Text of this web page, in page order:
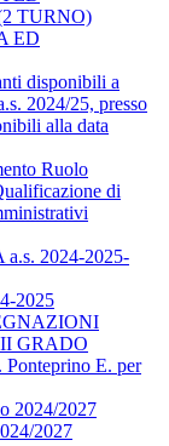
TURNO)
ED
disponibili a
2024/25, presso
alla data
Ruolo
di
a.s. 2024-2025-
2025
GRADO
E. per
2024/2027
2027